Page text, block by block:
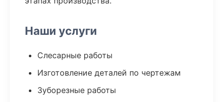
Наши услуги
Слесарные работы
Изготовление деталей по чертежам
Зуборезные работы